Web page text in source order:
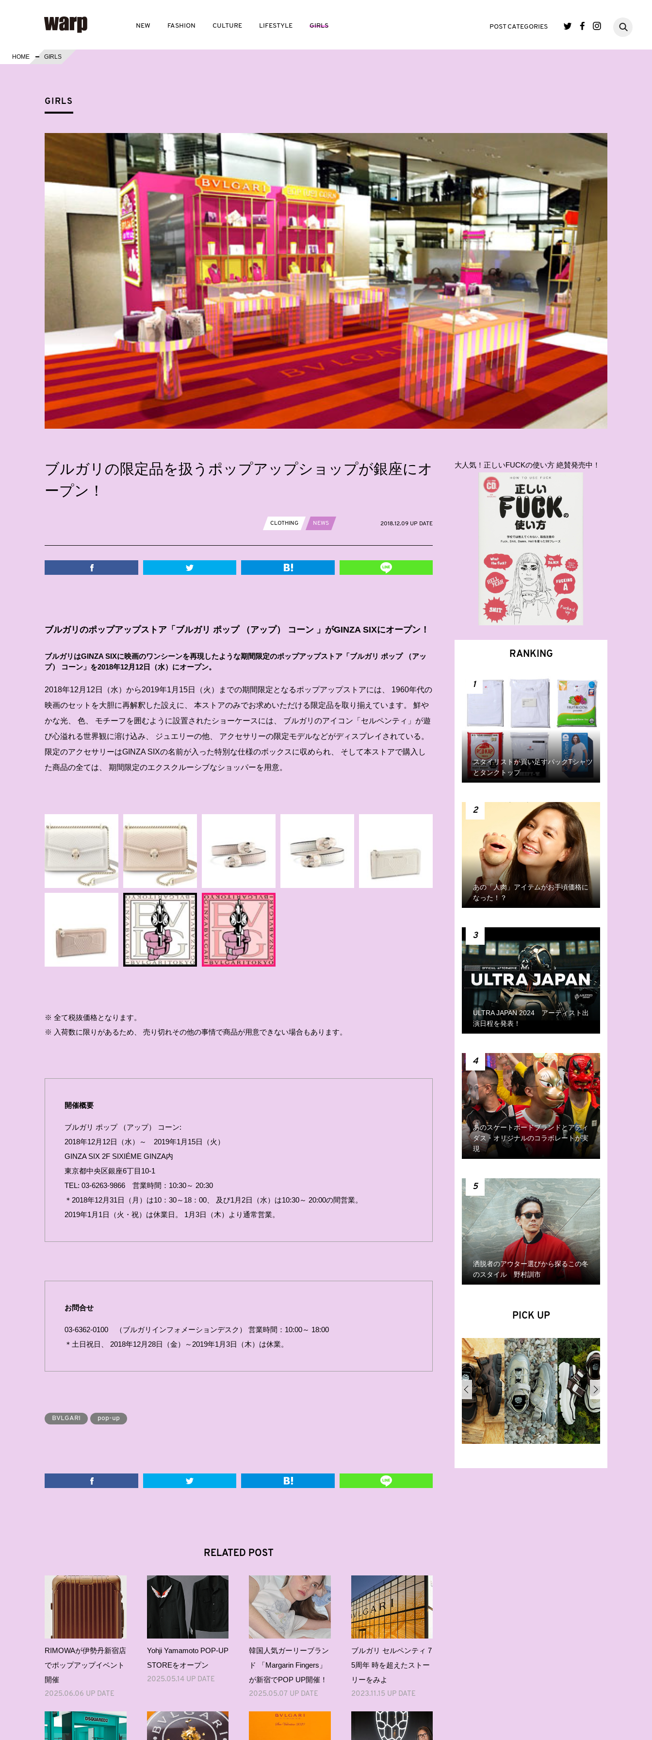
NEW FASHION CULTURE LIFESTYLE GIRLS POST CATEGORIES
HOME GIRLS
GIRLS
ブルガリの限定品を扱うポップアップショップが銀座にオ
ープン！
CLOTHING NEWS 2018.12.09 UP DATE
ブルガリのポップアップストア「ブルガリ ポップ （アップ） コーン 」がGINZA SIXにオープン！
ブルガリはGINZA SIXに映画のワンシーンを再現したような期間限定のポップアップストア「ブルガリ ポップ （アッ
プ） コーン」を2018年12月12日（水）にオープン。
2018年12月12日（水）から2019年1月15日（火）までの期間限定となるポップアップストアには、 1960年代の
映画のセットを大胆に再解釈した設えに、 本ストアのみでお求めいただける限定品を取り揃えています。 鮮や
かな光、 色、 モチーフを囲むように設置されたショーケースには、 ブルガリのアイコン「セルペンティ」が遊
び心溢れる世界観に溶け込み、 ジュエリーの他、 アクセサリーの限定モデルなどがディスプレイされている。
限定のアクセサリーはGINZA SIXの名前が入った特別な仕様のボックスに収められ、 そして本ストアで購入し
た商品の全ては、 期間限定のエクスクルーシブなショッパーを用意。
※ 全て税抜価格となります。
※ 入荷数に限りがあるため、 売り切れその他の事情で商品が用意できない場合もあります。
開催概要
ブルガリ ポップ （アップ） コーン:
2018年12月12日（水）～ 2019年1月15日（火）
GINZA SIX 2F SIXIÉME GINZA内
東京都中央区銀座6丁目10-1
TEL: 03-6263-9866 営業時間：10:30～ 20:30
＊2018年12月31日（月）は10：30～18：00、 及び1月2日（水）は10:30～ 20:00の間営業。
2019年1月1日（火・祝）は休業日。 1月3日（木）より通常営業。
お問合せ
03-6362-0100 （ブルガリインフォメーションデスク） 営業時間：10:00～ 18:00
＊土日祝日、 2018年12月28日（金）～2019年1月3日（木）は休業。
BVLGARI pop-up
RELATED POST
RIMOWAが伊勢丹新宿店
でポップアップイベント
開催
2025.06.06 UP DATE
Yohji Yamamoto POP-UP
STOREをオープン
2025.05.14 UP DATE
韓国人気ガーリーブラン
ド 「Margarin Fingers」
が新宿でPOP UP開催！
2025.05.07 UP DATE
ブルガリ セルペンティ 7
5周年 時を超えたストー
リーをみよ
2023.11.15 UP DATE
大人気！正しいFUCKの使い方 絶賛発売中！
RANKING
1
スタイリストが買い足すパックTシャツ
とタンクトップ
2
あの「人肉」アイテムがお手頃価格に
なった！？
3
ULTRA JAPAN 2024 アーティスト出
演日程を発表！
4
あのスケートボードブランドとアディ
ダス・オリジナルのコラボレートが実
現
5
洒脱者のアウター選びから探るこの冬
のスタイル 野村訓市
PICK UP